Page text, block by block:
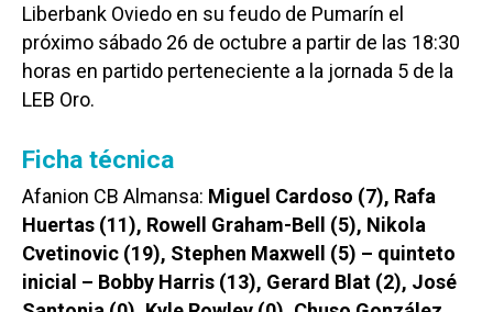
Liberbank Oviedo en su feudo de Pumarín el
próximo sábado 26 de octubre a partir de las 18:30
horas en partido perteneciente a la jornada 5 de la
LEB Oro.
Ficha técnica
Afanion CB Almansa: Miguel Cardoso (7), Rafa
Huertas (11), Rowell Graham-Bell (5), Nikola
Cvetinovic (19), Stephen Maxwell (5) – quinteto
inicial – Bobby Harris (13), Gerard Blat (2), José